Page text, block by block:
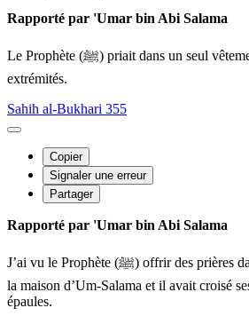
Rapporté par 'Umar bin Abi Salama
Le Prophète (ﷺ) priait dans un seul vêtement et croisait ses
extrémités.
Sahih al-Bukhari 355
Copier
Signaler une erreur
Partager
Rapporté par 'Umar bin Abi Salama
J’ai vu le Prophète (ﷺ) offrir des prières dans un seul vêtement dans
la maison d’Um-Salama et il avait croisé
épaules.